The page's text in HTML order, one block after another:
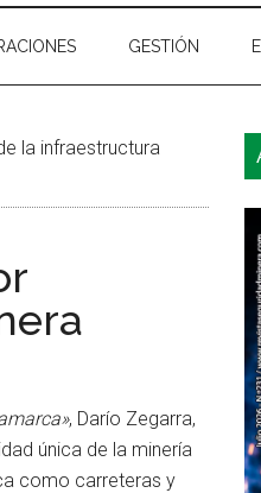
GESTIÓN
la infraestructura
, Darío Zegarra,
única de la minería
como carreteras y